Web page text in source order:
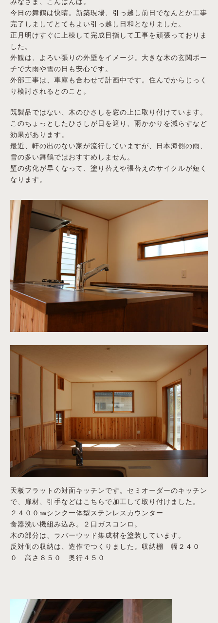
みなさま、こんばんは。
今日の舞鶴は快晴。新築現場、引っ越し前日でなんとか工事
完了しましてとてもよい引っ越し日和となりました。
正月明けすぐに上棟して完成目指して工事を頑張っておりま
した。
外観は、よろい張りの外壁をイメージ。大きな木の玄関ポー
チで大雨や雪の日も安心です。
外部工事は、車庫も合わせて計画中です。住んでからじっく
り検討されるとのこと。
既製品ではない、木のひさしを窓の上に取り付けています。
このちょっとしたひさしが日を遮り、雨かかりを減らすなど
効果があります。
最近、軒の出のない家が流行していますが、日本海側の雨、
雪の多い舞鶴ではおすすめしません。
壁の劣化が早くなって、塗り替えや張替えのサイクルが短く
なります。
天板フラットの対面キッチンです。セミオーダーのキッチン
で、扉材、引手などはこちらで加工して取り付けました。
２４００㎜シンク一体型ステンレスカウンター
食器洗い機組み込み。２口ガスコンロ。
木の部分は、ラバーウッド集成材を塗装しています。
反対側の収納は、造作でつくりました。収納棚 幅２４０
０ 高さ８５０ 奥行４５０